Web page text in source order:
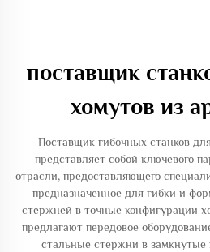
поставщик
хомутов из
Поставщик гибочных станков
представляет собой ключевого
отрасли, предоставляющего
предназначенное для гибки и
стержней в точные конфигурации
предлагают передовое
стальные стержни в